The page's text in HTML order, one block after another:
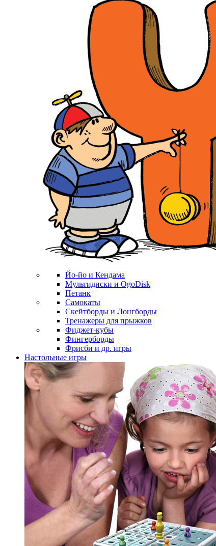
Йо-йо и Кендама
Мультидиски и OgoDisk
Петанк
Самокаты
Скейтборды и Лонгборды
Тренажеры для прыжков
Фиджет-кубы
Фингерборды
Фрисби и др. игры
Настольные игры